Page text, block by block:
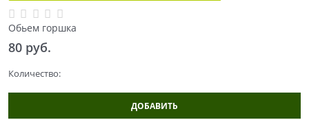
Обьем горшка
80 руб.
Количество:
ДОБАВИТЬ